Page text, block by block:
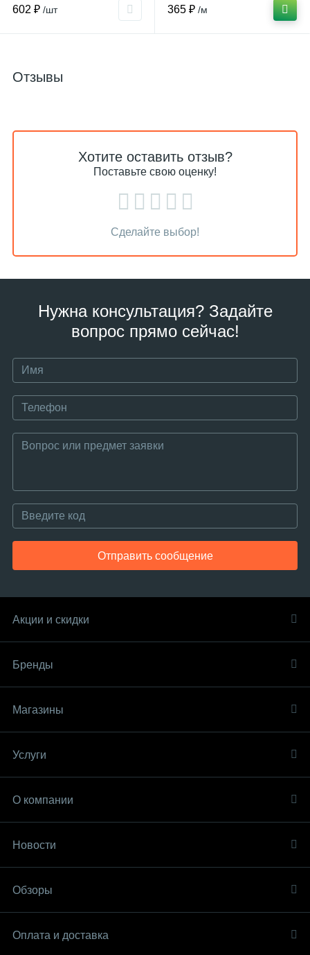
602 ₽ /шт 365 ₽ /м
Отзывы
Хотите оставить отзыв?
Поставьте свою оценку!
Сделайте выбор!
Нужна консультация? Задайте
вопрос прямо сейчас!
Отправить сообщение
Акции и скидки
Бренды
Магазины
Услуги
О компании
Новости
Обзоры
Оплата и доставка